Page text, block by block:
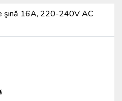
şină 16A, 220-240V AC